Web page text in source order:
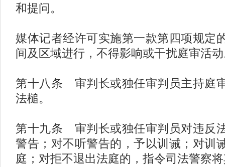
和提问。
媒体记者经许可实施第一款第四项规定
间及区域进行，不得影响或干扰庭审活
第十八条 审判长或独任审判员主持庭
法槌。
第十九条 审判长或独任审判员对违反
警告；对不听警告的，予以训诫；对训
庭；对拒不退出法庭的，指令司法警察